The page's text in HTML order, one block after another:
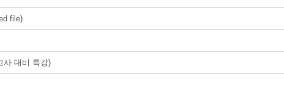
file)
사 대비 특강)